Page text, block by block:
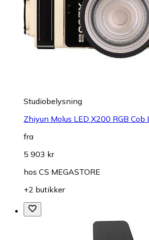
Studiobelysning
Zhiyun Molus LED X200 RGB Cob
fra
5 903 kr
hos CS MEGASTORE
+2 butikker